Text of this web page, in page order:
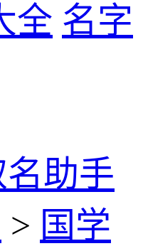
全 名字
助手
> 国学